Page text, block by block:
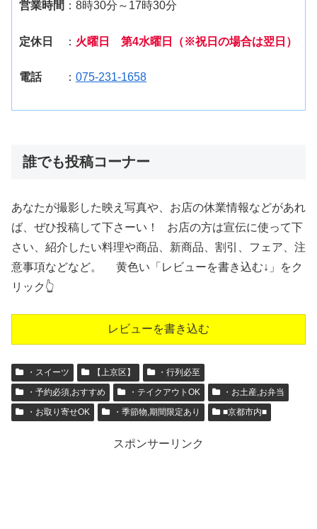
営業時間 ：8時30分～17時30分
定休日 ： 火曜日 第4水曜日（※祝日の場合は翌日）
電話 ： 075-231-1658
誰でも投稿コーナー
あなたが撮影した映え写真や、お店の休業情報などがあれ
ば、ぜひ投稿して下さーい！ お店の方は宣伝に使って下
さい、紹介したい料理や商品、新商品、割引、フェア、注
意事項などなど。 黄色い「レビューを書き込む↓」をク
リック👆
レビューを書き込む
・スイーツ 【上京区】
・行列必至
・予約必須,おすすめ
・テイクアウトOK
・お土産,お弁当
・お取り寄せOK
・季節物,期間限定あり ■京都市内■
スポンサーリンク